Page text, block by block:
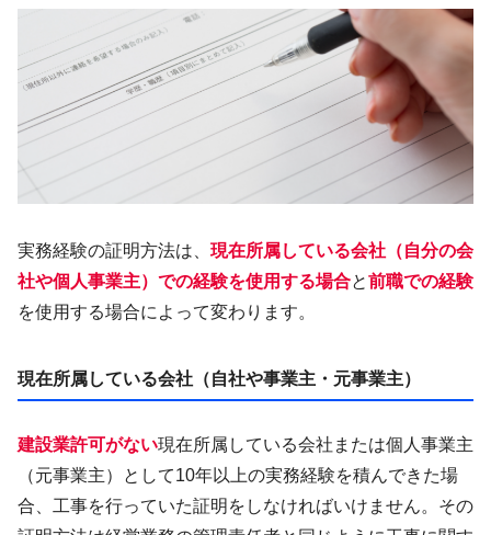
実務経験の証明方法は、 現在所属している会社（自分の会
社や個人事業主）での経験を使用する場合と前職での経験
を使用する場合によって変わります。
現在所属している会社（自社や事業主・元事業主）
建設業許可がない現在所属している会社または個人事業主
（元事業主）として10年以上の実務経験を積んできた場
合、工事を行っていた証明をしなければいけません。その